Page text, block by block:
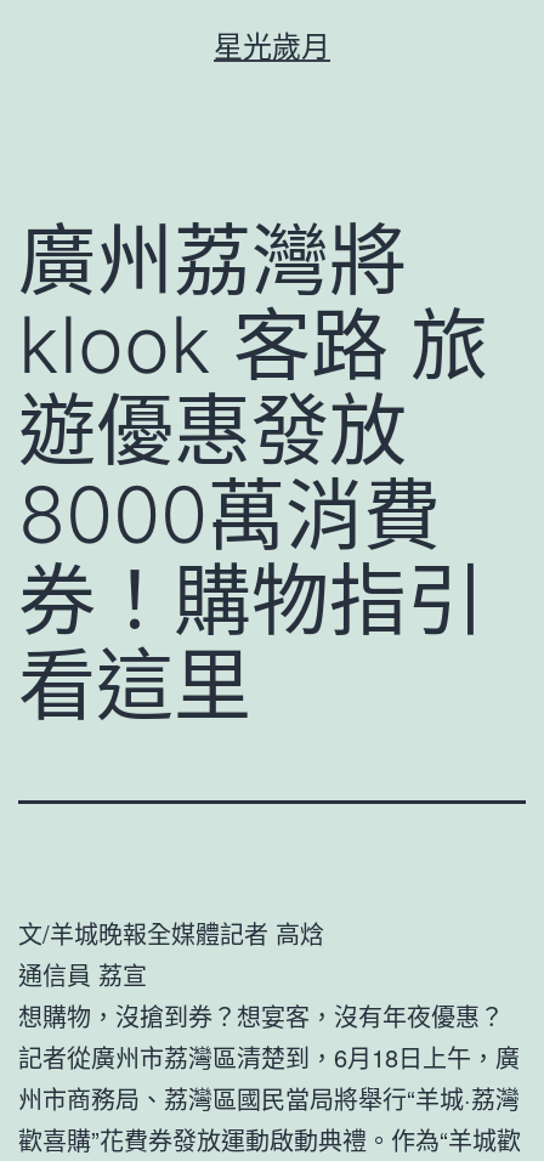
星光歲月
廣州荔灣將
klook 客路 旅
遊優惠發放
8000萬消費
券！購物指引
看這里
文/羊城晚報全媒體記者 高焓
通信員 荔宣
想購物，沒搶到券？想宴客，沒有年夜優惠？
記者從廣州市荔灣區清楚到，6月18日上午，廣
州市商務局、荔灣區國民當局將舉行“羊城·荔灣
歡喜購”花費券發放運動啟動典禮。作為“羊城歡